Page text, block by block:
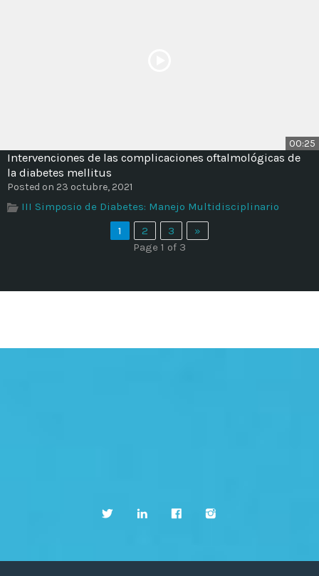
00:25
Intervenciones de las complicaciones oftalmológicas de
la diabetes mellitus
Posted on 23 octubre, 2021
III Simposio de Diabetes: Manejo Multidisciplinario
1
2 3
»
Page 1 of 3